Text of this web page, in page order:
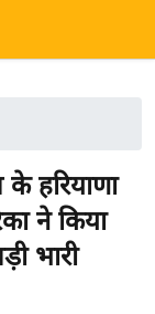
हरियाणा
ने किया
भारी